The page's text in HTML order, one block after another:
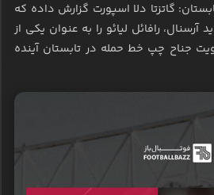
گاتزتا دلا اسپورت گزارش داده که
آرسنال، رافائل لیائو را به عنوان یکی از
جناح چپ خط حمله در تابستان آینده